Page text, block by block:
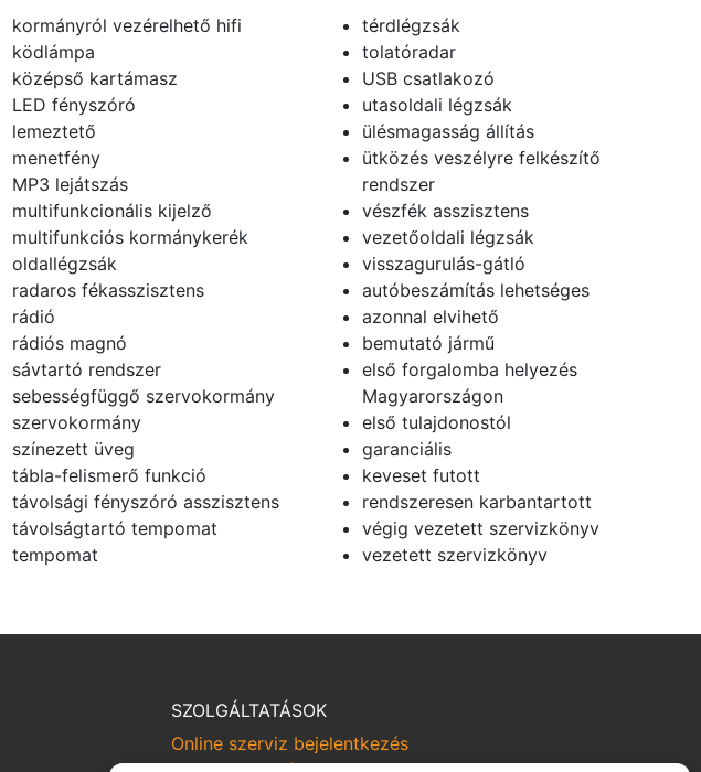
kormányról vezérelhető hifi
ködlámpa
középső kartámasz
LED fényszóró
lemeztető
menetfény
MP3 lejátszás
multifunkcionális kijelző
multifunkciós kormánykerék
oldallégzsák
radaros fékasszisztens
rádió
rádiós magnó
sávtartó rendszer
sebességfüggő szervokormány
szervokormány
színezett üveg
tábla-felismerő funkció
távolsági fényszóró asszisztens
távolságtartó tempomat
tempomat
térdlégzsák
tolatóradar
USB csatlakozó
utasoldali légzsák
ülésmagasság állítás
ütközés veszélyre felkészítő
rendszer
vészfék asszisztens
vezetőoldali légzsák
visszagurulás-gátló
autóbeszámítás lehetséges
azonnal elvihető
bemutató jármű
első forgalomba helyezés
Magyarországon
első tulajdonostól
garanciális
keveset futott
rendszeresen karbantartott
végig vezetett szervizkönyv
vezetett szervizkönyv
SZOLGÁLTATÁSOK
Online szerviz bejelentkezés